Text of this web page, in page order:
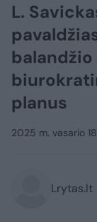
L.
planus
2025 m. vasario
Lrytas.lt